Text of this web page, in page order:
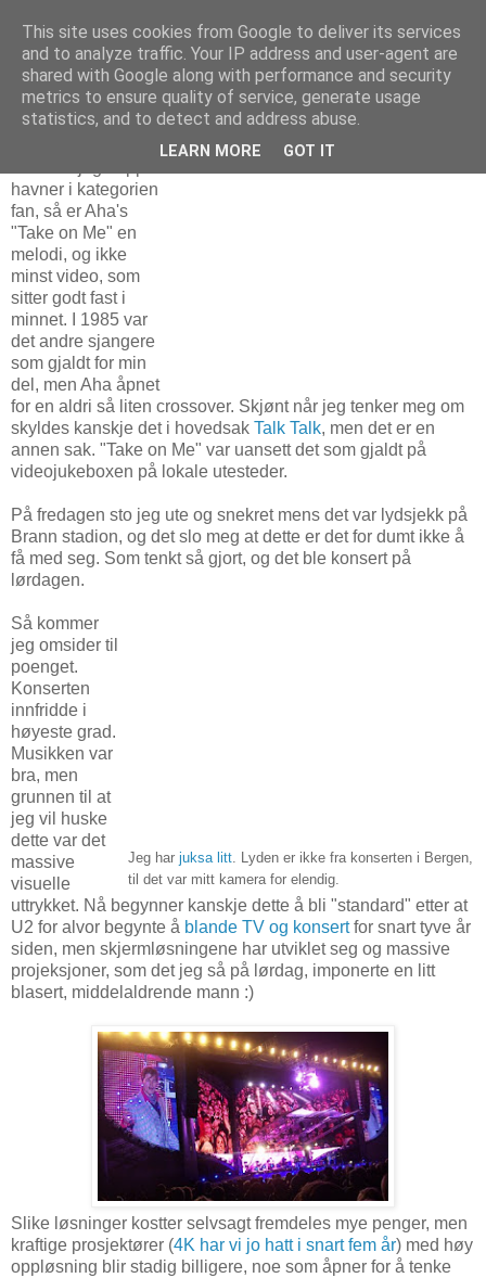
29. august 2010
Aha 25 år - noen tanker om det visuelle
havner i kategorien
fan, så er Aha's
"Take on Me" en
melodi, og ikke
minst video, som
sitter godt fast i
minnet. I 1985 var
det andre sjangere
som gjaldt for min
del, men Aha åpnet
for en aldri så liten crossover. Skjønt når jeg tenker meg om
skyldes kanskje det i hovedsak Talk Talk, men det er en
annen sak. "Take on Me" var uansett det som gjaldt på
videojukeboxen på lokale utesteder.
På fredagen sto jeg ute og snekret mens det var lydsjekk på
Brann stadion, og det slo meg at dette er det for dumt ikke å
få med seg. Som tenkt så gjort, og det ble konsert på
lørdagen.
Jeg har juksa litt. Lyden er ikke fra konserten i Bergen,
til det var mitt kamera for elendig.
Så kommer
jeg omsider til
poenget.
Konserten
innfridde i
høyeste grad.
Musikken var
bra, men
grunnen til at
jeg vil huske
dette var det
massive
visuelle
uttrykket. Nå begynner kanskje dette å bli "standard" etter at
U2 for alvor begynte å blande TV og konsertfor snart tyve år
siden, men skjermløsningene har utviklet seg og massive
projeksjoner, som det jeg så på lørdag, imponerte en litt
blasert, middelaldrende mann :)
Slike løsninger kostter selvsagt fremdeles mye penger, men
kraftige prosjektører (4K har vi jo hatt i snart fem år) med høy
oppløsning blir stadig billigere, noe som åpner for å tenke
This site uses cookies from Google to deliver its services
and to analyze traffic. Your IP address and user-agent are
shared with Google along with performance and security
metrics to ensure quality of service, generate usage
statistics, and to detect and address abuse.
LEARN MORE GOT IT